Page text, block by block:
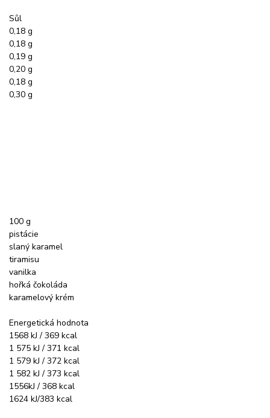
Sůl
0,18 g
0,18 g
0,19 g
0,20 g
0,18 g
0,30 g
100 g
pistácie
slaný karamel
tiramisu
vanilka
hořká čokoláda
karamelový krém
Energetická hodnota
1568 kJ / 369 kcal
1 575 kJ / 371 kcal
1 579 kJ / 372 kcal
1 582 kJ / 373 kcal
1556kJ / 368 kcal
1624 kJ/383 kcal